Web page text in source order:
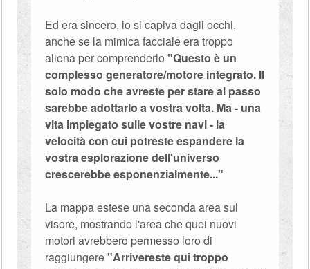
Ed era sincero, lo si capiva dagli occhi,
anche se la mimica facciale era troppo
aliena per comprenderlo"Questo è un
complesso generatore/motore integrato. Il
solo modo che avreste per stare al passo
sarebbe adottarlo a vostra volta. Ma - una
vita impiegato sulle vostre navi - la
velocità con cui potreste espandere la
vostra esplorazione dell'universo
crescerebbe esponenzialmente..."
La mappa estese una seconda area sul
visore, mostrando l'area che quei nuovi
motori avrebbero permesso loro di
raggiungere"Arrivereste qui troppo